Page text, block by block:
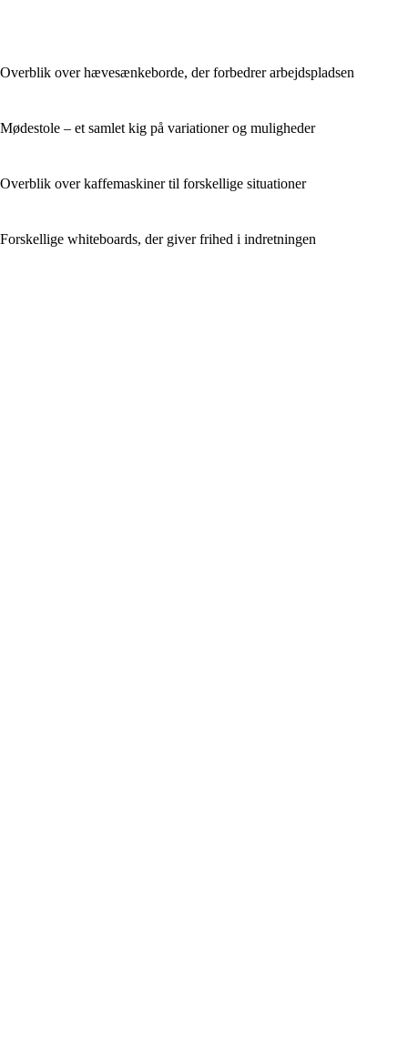
Overblik over hævesænkeborde, der forbedrer arbejdspladsen
Mødestole – et samlet kig på variationer og muligheder
Overblik over kaffemaskiner til forskellige situationer
Forskellige whiteboards, der giver frihed i indretningen